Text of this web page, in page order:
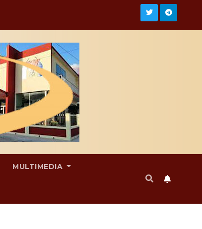
MULTIMEDIA